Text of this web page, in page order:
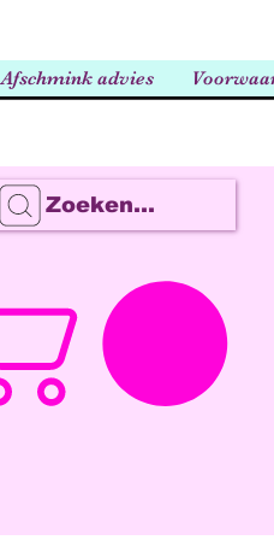
Afschmink advies
Zoeken...